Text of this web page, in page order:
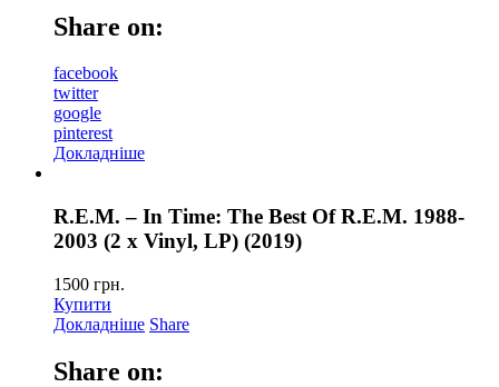
Share on:
facebook
twitter
google
pinterest
Докладніше
R.E.M. – In Time: The Best Of R.E.M. 1988-
2003 (2 x Vinyl, LP) (2019)
1500 грн.
Купити
Докладніше Share
Share on: